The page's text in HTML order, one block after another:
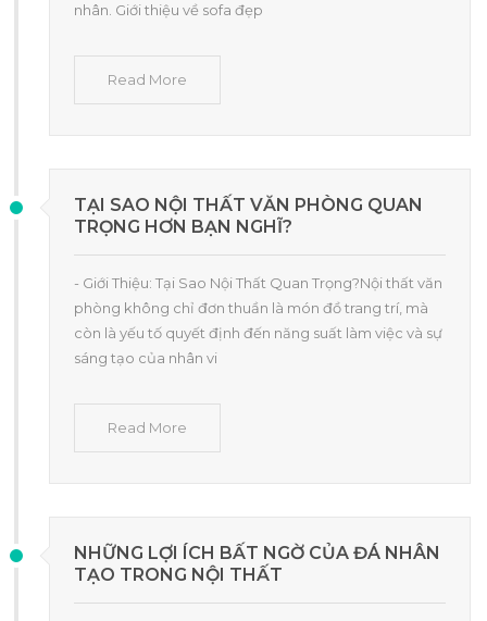
nhân. Giới thiệu về sofa đẹp
Read More
TẠI SAO NỘI THẤT VĂN PHÒNG QUAN
TRỌNG HƠN BẠN NGHĨ?
- Giới Thiệu: Tại Sao Nội Thất Quan Trọng?Nội thất văn
phòng không chỉ đơn thuần là món đồ trang trí, mà
còn là yếu tố quyết định đến năng suất làm việc và sự
sáng tạo của nhân vi
Read More
NHỮNG LỢI ÍCH BẤT NGỜ CỦA ĐÁ NHÂN
TẠO TRONG NỘI THẤT